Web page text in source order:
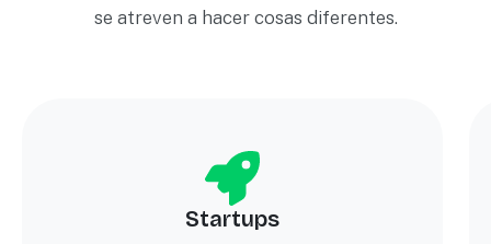
se atreven a hacer cosas diferentes.
Startups